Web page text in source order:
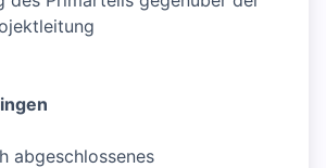
abgeschlossenes